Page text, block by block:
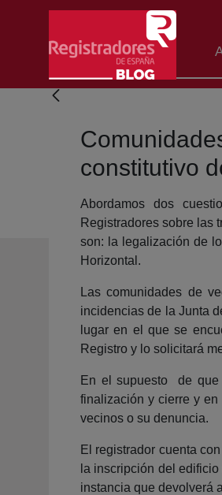
Skip to Main Content
constitutivo
Abordamos dos
Registradores sobre las
son: la legalización de
Horizontal.
Las comunidades de
incidencias de la Junta
lugar en el que se
Registro y lo solicitará
En el supuesto de que
finalización y cierre y
vecinos o su denuncia.
El registrador cuenta
la inscripción del
instancia que devolverá